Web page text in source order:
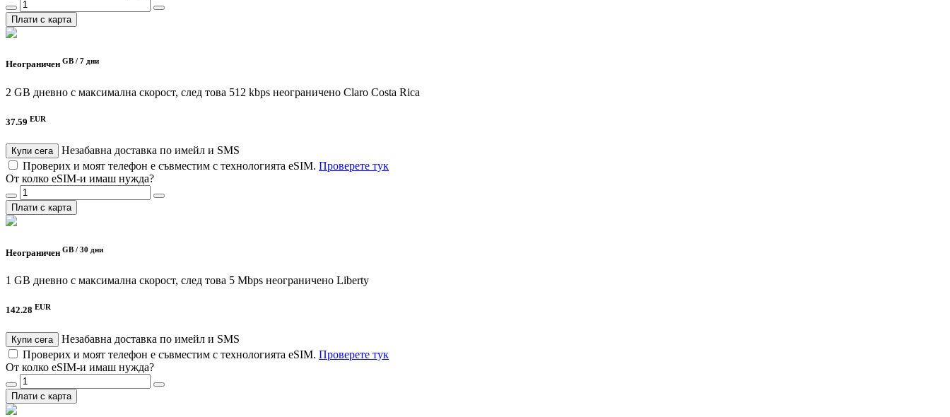
Плати с карта
Неограничен GB / 7 дни
2 GB дневно с максимална скорост, след това 512 kbps неограничено Claro Costa Rica
37.59 EUR
Купи сега
Незабавна доставка по имейл и SMS
Проверих и моят телефон е съвместим с технологията eSIM. Проверете тук
От колко eSIM-и имаш нужда?
Плати с карта
Неограничен GB / 30 дни
1 GB дневно с максимална скорост, след това 5 Mbps неограничено Liberty
142.28 EUR
Купи сега
Незабавна доставка по имейл и SMS
Проверих и моят телефон е съвместим с технологията eSIM. Проверете тук
От колко eSIM-и имаш нужда?
Плати с карта